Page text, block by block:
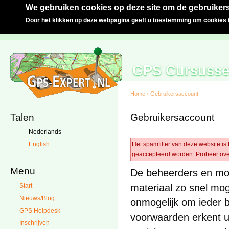
We gebruiken cookies op deze site om de
Door het klikken op deze webpagina geeft u toestemming om cookies
GPS
Talen
Nederlands
English
Menu
Start
Nieuws/Blog
GPS Helpdesk
Inschrijven
Home › Gebruikersaccount
Gebruikersaccount
Het spamfilter van deze website
geaccepteerd worden. Probeer
De beheerders en
materiaal zo snel
onmogelijk om ieder
voorwaarden erkent